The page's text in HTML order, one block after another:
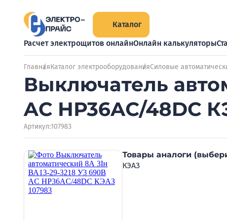
Каталог
Расчет электрощитов онлайнОнлайн калькуляторы
ГлавнаяКаталог электрооборудованияСиловые
Выключатель
AC НР36AC/48DC
Артикул:107983
Товары аналоги
КЭАЗ